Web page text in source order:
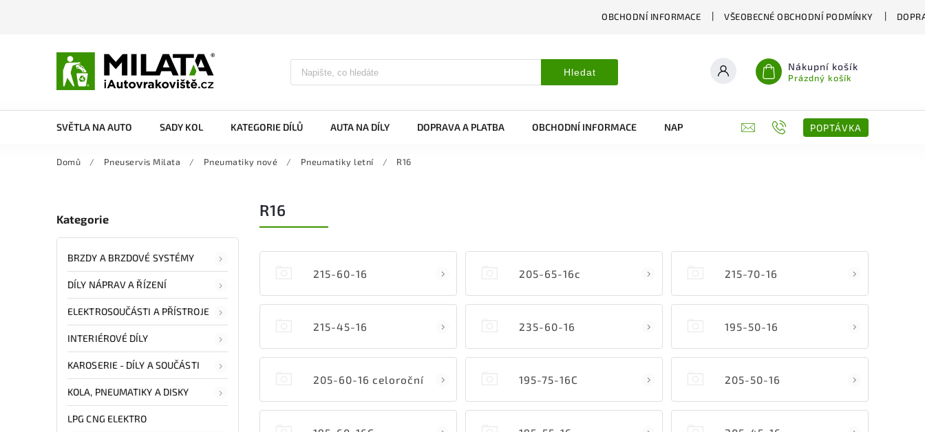
OBCHODNÍ INFORMACE VŠEOBECNÉ OBCHODNÍ PODMÍNKY
Hledat Nákupní košík
Prázdný košík
SVĚTLA NA AUTO SADY KOL KATEGORIE DÍLŮ AUTA NA DÍLY DOPRAVA A PLATBA OBCHODNÍ INFORMACE NAPIŠTE NÁM KONTAKTY POPTÁVKA
Domů / Pneuservis Milata / Pneumatiky nové / Pneumatiky letní / R16
Kategorie
BRZDY A BRZDOVÉ SYSTÉMY
DÍLY NÁPRAV A ŘÍZENÍ
ELEKTROSOUČÁSTI A PŘÍSTROJE
INTERIÉROVÉ DÍLY
KAROSERIE - DÍLY A SOUČÁSTI
KOLA, PNEUMATIKY A DISKY
LPG CNG ELEKTRO
R16
215-60-16 205-65-16c 215-70-16
215-45-16 235-60-16 195-50-16
205-60-16 celoroční 195-75-16C 205-50-16